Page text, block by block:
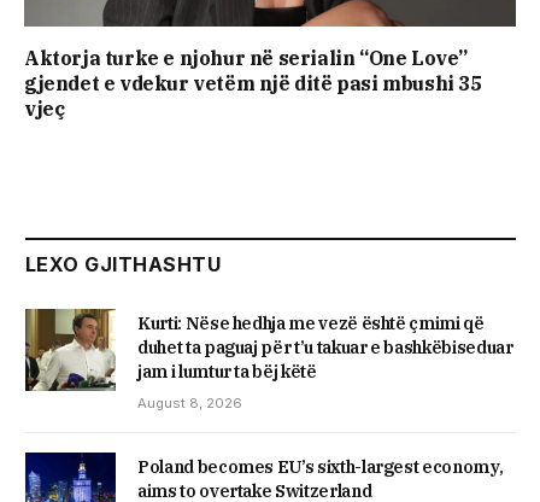
Aktorja turke e njohur në serialin “One Love”
gjendet e vdekur vetëm një ditë pasi mbushi 35
vjeç
LEXO GJITHASHTU
Kurti: Nëse hedhja me vezë është çmimi që
duhet ta paguaj për t’u takuar e bashkëbiseduar
jam i lumtur ta bëj këtë
August 8, 2026
Poland becomes EU’s sixth-largest economy,
aims to overtake Switzerland